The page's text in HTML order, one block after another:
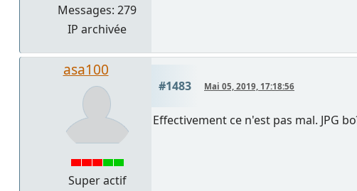
Messages: 279
IP archivée
asa100
Super actif
#1483 Mai 05, 2019, 17:18:56
Effectivement ce n'est pas mal. JPG